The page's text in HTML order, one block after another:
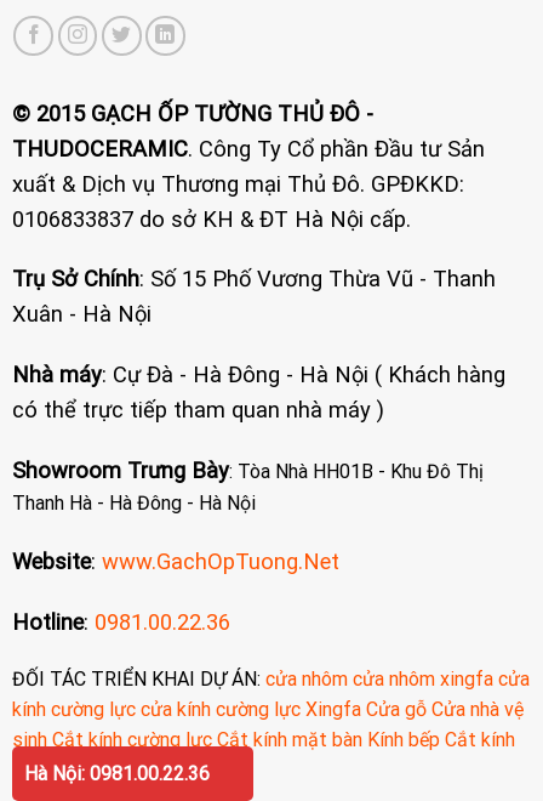
© 2015 GẠCH ỐP TƯỜNG THỦ ĐÔ -
THUDOCERAMIC. Công Ty Cổ phần Đầu tư Sản
xuất & Dịch vụ Thương mại Thủ Đô. GPĐKKD:
0106833837 do sở KH & ĐT Hà Nội cấp.
Trụ Sở Chính: Số 15 Phố Vương Thừa Vũ - Thanh
Xuân - Hà Nội
Nhà máy: Cự Đà - Hà Đông - Hà Nội ( Khách hàng
có thể trực tiếp tham quan nhà máy )
Showroom Trưng Bày: Tòa Nhà HH01B - Khu Đô Thị
Thanh Hà - Hà Đông - Hà Nội
Website: www.GachOpTuong.Net
Hotline: 0981.00.22.36
ĐỐI TÁC TRIỂN KHAI DỰ ÁN: cửa nhôm cửa nhôm xingfa cửa
kính cường lực cửa kính cường lực Xingfa Cửa gỗ Cửa nhà vệ
sinh Cắt kính cường lực Cắt kính mặt bàn Kính bếp Cắt kính
cường lực
Hà Nội: 0981.00.22.36